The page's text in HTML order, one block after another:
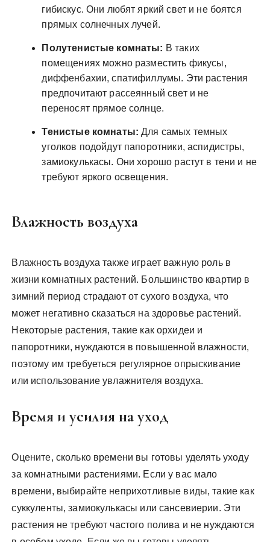
гибискус. Они любят яркий свет и не боятся
прямых солнечных лучей.
Полутенистые комнаты: В таких
помещениях можно разместить фикусы,
диффенбахии, спатифиллумы. Эти растения
предпочитают рассеянный свет и не
переносят прямое солнце.
Тенистые комнаты: Для самых темных
уголков подойдут папоротники, аспидистры,
замиокулькасы. Они хорошо растут в тени и не
требуют яркого освещения.
Влажность воздуха
Влажность воздуха также играет важную роль в
жизни комнатных растений. Большинство квартир в
зимний период страдают от сухого воздуха, что
может негативно сказаться на здоровье растений.
Некоторые растения, такие как орхидеи и
папоротники, нуждаются в повышенной влажности,
поэтому им требуеться регулярное опрыскивание
или использование увлажнителя воздуха.
Время и усилия на уход
Оцените, сколько времени вы готовы уделять уходу
за комнатными растениями. Если у вас мало
времени, выбирайте неприхотливые виды, такие как
суккуленты, замиокулькасы или сансевиерии. Эти
растения не требуют частого полива и не нуждаются